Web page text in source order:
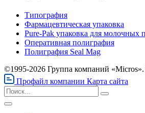
Типография
Фармацевтическая упаковка
Pure-Pak упаковка для молочных
Оперативная полиграфия
Полиграфия Seal Mag
©1995-2026 Группа компаний
Профайл компании Карта сайта